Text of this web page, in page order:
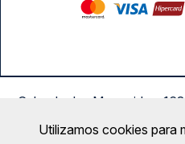
Calçada das Margaridas,
Utilizamos cookies para